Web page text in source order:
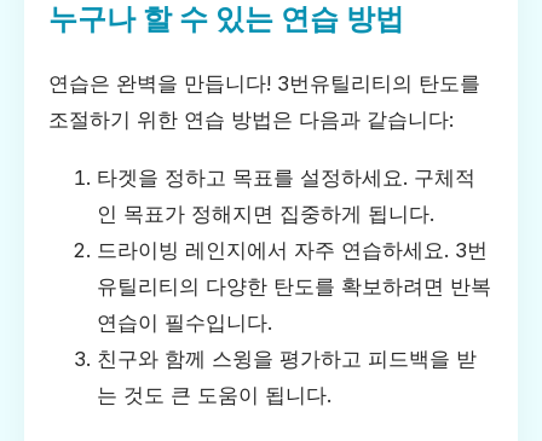
누구나 할 수 있는 연습 방법
연습은 완벽을 만듭니다! 3번유틸리티의 탄도를
조절하기 위한 연습 방법은 다음과 같습니다:
타겟을 정하고 목표를 설정하세요. 구체적
인 목표가 정해지면 집중하게 됩니다.
드라이빙 레인지에서 자주 연습하세요. 3번
유틸리티의 다양한 탄도를 확보하려면 반복
연습이 필수입니다.
친구와 함께 스윙을 평가하고 피드백을 받
는 것도 큰 도움이 됩니다.